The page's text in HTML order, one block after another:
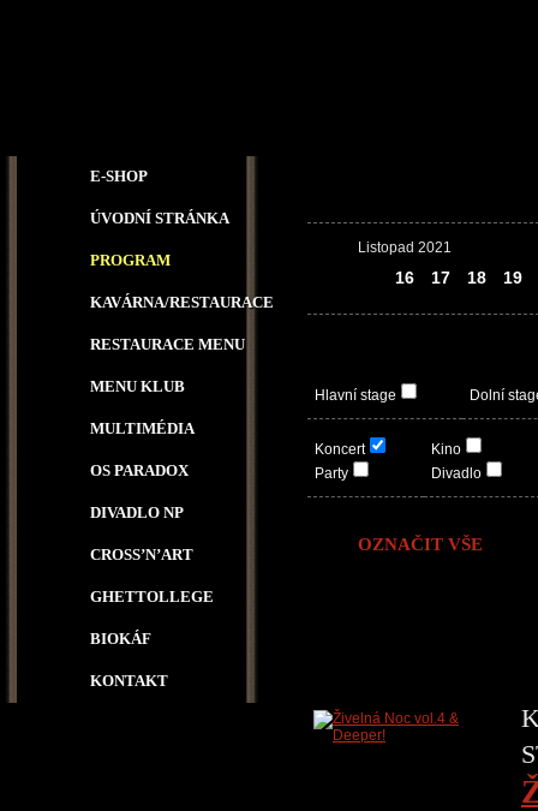
E-SHOP
ÚVODNÍ STRÁNKA
PROGRAM
KAVÁRNA/RESTAURACE
RESTAURACE MENU
MENU KLUB
MULTIMÉDIA
OS PARADOX
DIVADLO NP
CROSS’N’ART
GHETTOLLEGE
BIOKÁF
KONTAKT
Listopad 2021
16 17 18 19
Hlavní stage Dolní
Koncert
Party
Kino
Divadlo
OZNAČIT VŠE